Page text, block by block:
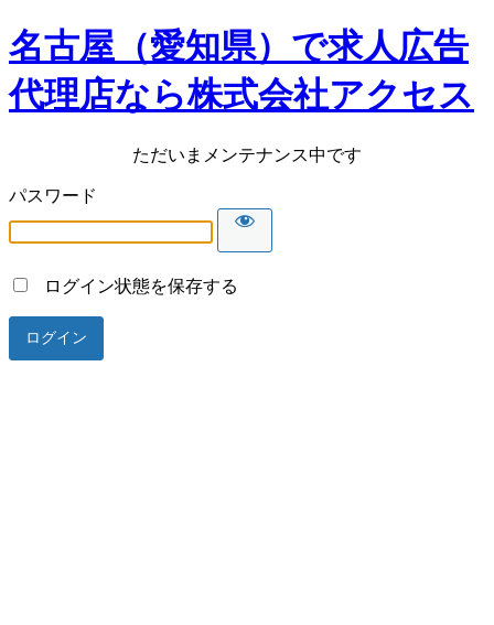
名古屋（愛知県）で求人広告
代理店なら株式会社アクセス
ただいまメンテナンス中です
パスワード
ログイン状態を保存する